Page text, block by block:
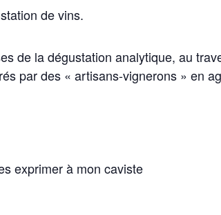
de vins.
de la dégustation analytique, au
par des « artisans-vignerons » en
exprimer à mon caviste